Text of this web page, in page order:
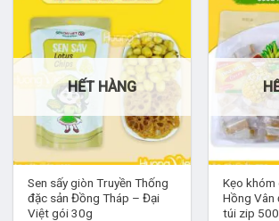
HẾT HÀNG
Sen sấy giòn Truyền Thống
đặc sản Đồng Tháp – Đại
Việt gói 30g
Kẹo khóm
Hồng Vân
túi zip